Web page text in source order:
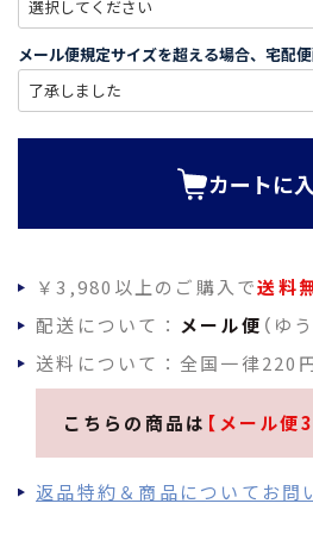
必
須
)
メール便規定サイズを超える場合、宅配便
カートに
￥3,980以上のご購入で送料
配送について： メール便 （ゆ
送料について：全国一律220
こちらの商品は 【メール便
返品特約＆商品についてお問